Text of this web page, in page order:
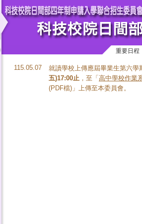
重要日程
115.05.07 就讀學校上傳應屆畢業生第六學
五)17:00止 ，至「 高中學校作業
(PDF檔)」上傳至本委員會。